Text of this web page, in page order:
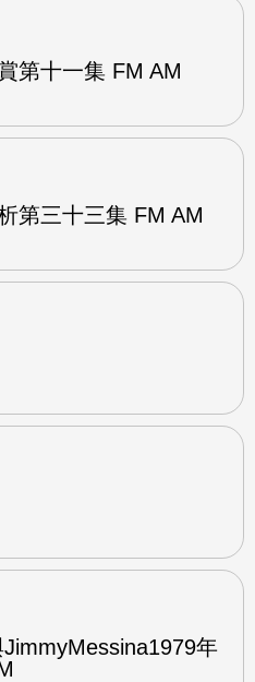
第十一集 FM AM
第三十三集 FM AM
年